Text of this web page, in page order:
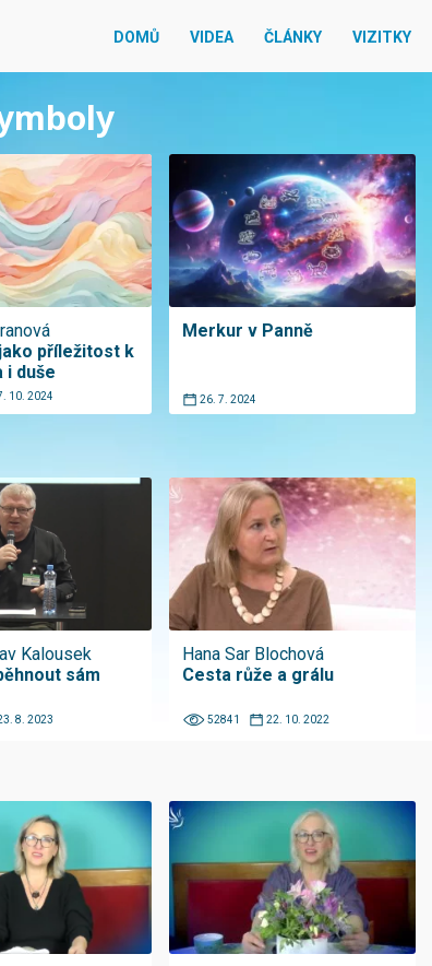
DOMŮ VIDEA ČLÁNKY VIZITKY
příležitost k
i duše
10. 2024
Merkur v Panně
26. 7. 2024
Kalousek
sám
8. 2023
Hana Sar Blochová
Cesta růže a grálu
52841 22. 10. 2022